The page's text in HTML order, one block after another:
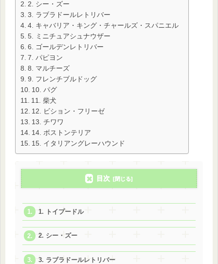
2. シー・ズー
3. ラブラドールレトリバー
4. キャバリア・キング・チャールズ・スパニエル
5. ミニチュアシュナウザー
6. ゴールデンレトリバー
7. パピヨン
8. マルチーズ
9. フレンチブルドッグ
10. パグ
11. 柴犬
12. ビション・フリーゼ
13. チワワ
14. ボストンテリア
15. イタリアングレーハウンド
目次
1. トイプードル
2. シー・ズー
3. ラブラドールレトリバー